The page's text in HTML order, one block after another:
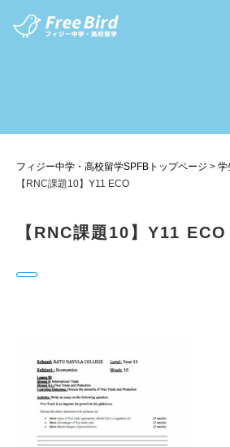
フィジー中学・高校留学SPFBトップページ > 学
【RNC課題10】Y11 ECO
【RNC課題10】Y11 ECO